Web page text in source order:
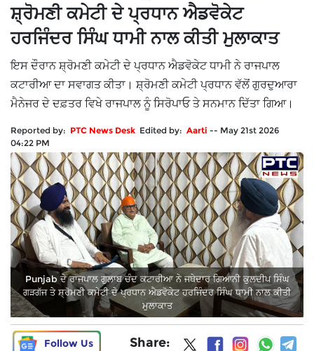
ਸ਼੍ਰੋਮਣੀ ਕਮੇਟੀ ਦੇ ਪ੍ਰਧਾਨ ਐਡਵੋਕੇਟ
ਹਰਜਿੰਦਰ ਸਿੰਘ ਧਾਮੀ ਨਾਲ ਕੀਤੀ ਮੁਲਾਕਾਤ
ਇਸ ਦੌਰਾਨ ਸ਼੍ਰੋਮਣੀ ਕਮੇਟੀ ਦੇ ਪ੍ਰਧਾਨ ਐਡਵੋਕੇਟ ਧਾਮੀ ਨੇ ਰਾਜਪਾਲ
ਕਟਾਰੀਆ ਦਾ ਸਵਾਗਤ ਕੀਤਾ। ਸ਼੍ਰੋਮਣੀ ਕਮੇਟੀ ਪ੍ਰਧਾਨ ਵੱਲੋਂ ਗੁਰਦੁਆਰਾ
ਮੈਨੇਜਰ ਦੇ ਦਫ਼ਤਰ ਵਿਖੇ ਰਾਜਪਾਲ ਨੂੰ ਸਿਰੋਪਾਓ ਤੇ ਸਨਮਾਨ ਦਿੱਤਾ ਗਿਆ।
Reported by: PTC News Desk Edited by: Aarti -- May 21st 2026
04:22 PM
Punjab ਦੇ ਰਾਜਪਾਲ ਗੁਲਾਬ ਚੰਦ ਕਟਾਰੀਆ ਨੇ ਜਥੇਦਾਰ ਗਿਆਨੀ ਕੁਲਦੀਪ ਸਿੰਘ
ਗੜਗੱਜ ਤੇ ਸ਼੍ਰੋਮਣੀ ਕਮੇਟੀ ਦੇ ਪ੍ਰਧਾਨ ਐਡਵੋਕੇਟ ਹਰਜਿੰਦਰ ਸਿੰਘ ਧਾਮੀ ਨਾਲ ਕੀਤੀ
ਮੁਲਾਕਾਤ
Follow Us Share: